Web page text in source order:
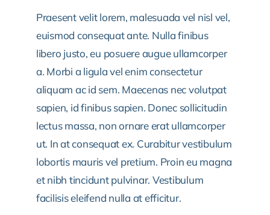
Praesent velit lorem, malesuada vel nisl vel,
euismod consequat ante. Nulla finibus
libero justo, eu posuere augue ullamcorper
a. Morbi a ligula vel enim consectetur
aliquam ac id sem. Maecenas nec volutpat
sapien, id finibus sapien. Donec sollicitudin
lectus massa, non ornare erat ullamcorper
ut. In at consequat ex. Curabitur vestibulum
lobortis mauris vel pretium. Proin eu magna
et nibh tincidunt pulvinar. Vestibulum
facilisis eleifend nulla at efficitur.